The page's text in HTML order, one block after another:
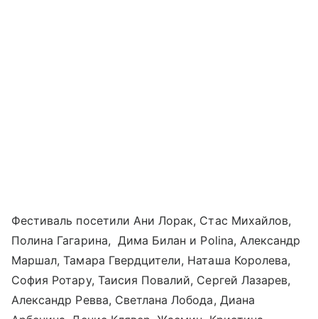
Фестиваль посетили Ани Лорак, Стас Михайлов,
Полина Гагарина, Дима Билан и Polina, Александр
Маршал, Тамара Гвердцители, Наташа Королева,
София Ротару, Таисия Повалий, Сергей Лазарев,
Александр Ревва, Светлана Лобода, Диана